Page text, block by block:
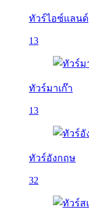
ทัวร์ไอซ์แลนด์
13
ทัวร์มาเก๊า
13
ทัวร์อังกฤษ
32